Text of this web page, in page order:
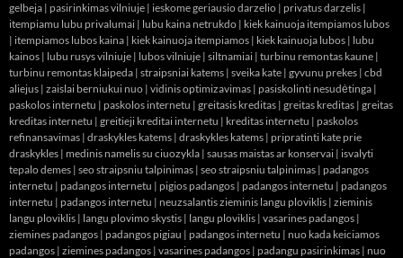
gelbeja | pasirinkimas vilniuje | ieskome geriausio darzelio | privatus darzelis |
itempiamu lubu privalumai | lubu kaina netrukdo | kiek kainuoja itempiamos lubos
| itempiamos lubos kaina | kiek kainuoja itempiamos | kiek kainuoja lubos | lubu
kainos | lubu rusys vilniuje | lubos vilniuje | siltnamiai | turbinu remontas kaune |
turbinu remontas klaipeda | straipsniai katems | sveika kate | gyvunu prekes | cbd
aliejus | zaislai berniukui nuo | vidinis optimizavimas | pasiskolinti nesudėtinga |
paskolos internetu | paskolos internetu | greitasis kreditas | greitas kreditas | greitas
kreditas internetu | greitieji kreditai internetu | kreditas internetu | paskolos
refinansavimas | draskykles katems | draskykles katems | pripratinti kate prie
draskykles | medinis namelis su ciuozykla | sausas maistas ar konservai | isvalyti
tepalo demes | seo straipsniu talpinimas | seo straipsniu talpinimas | padangos
internetu | padangos internetu | pigios padangos | padangos internetu | padangos
internetu | padangos internetu | neuzsalantis zieminis langu ploviklis | zieminis
langu ploviklis | langu plovimo skystis | langu ploviklis | vasarines padangos |
ziemines padangos | padangos pigiau | padangos internetu | nuo kada keiciamos
padangos | ziemines padangos | vasarines padangos | padangu pasirinkimas | nuo